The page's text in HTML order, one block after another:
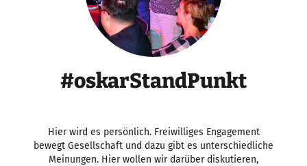
#oskarStandPunkt
Hier wird es persönlich. Freiwilliges Engagement
bewegt Gesellschaft und dazu gibt es unterschiedliche
Meinungen. Hier wollen wir darüber diskutieren,